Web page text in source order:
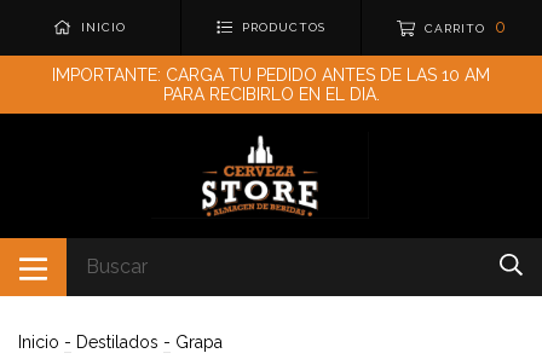
INICIO PRODUCTOS CARRITO 0
IMPORTANTE: CARGA TU PEDIDO ANTES DE LAS 10 AM
PARA RECIBIRLO EN EL DIA.
Inicio - Destilados - Grapa